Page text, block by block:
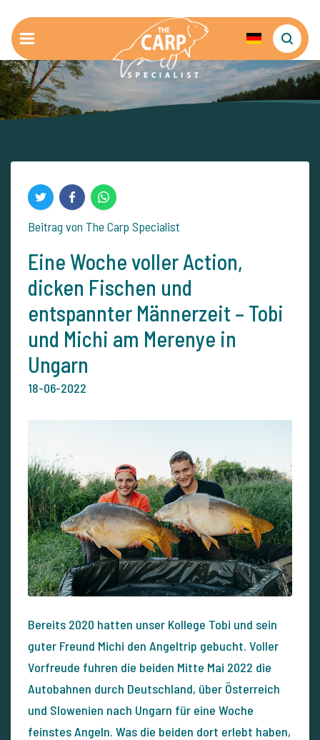
Beitrag von The Carp Specialist
Eine Woche voller Action,
dicken Fischen und
entspannter Männerzeit – Tobi
und Michi am Merenye in
Ungarn
18-06-2022
Bereits 2020 hatten unser Kollege Tobi und sein
guter Freund Michi den Angeltrip gebucht. Voller
Vorfreude fuhren die beiden Mitte Mai 2022 die
Autobahnen durch Deutschland, über Österreich
und Slowenien nach Ungarn für eine Woche
feinstes Angeln. Was die beiden dort erlebt haben,